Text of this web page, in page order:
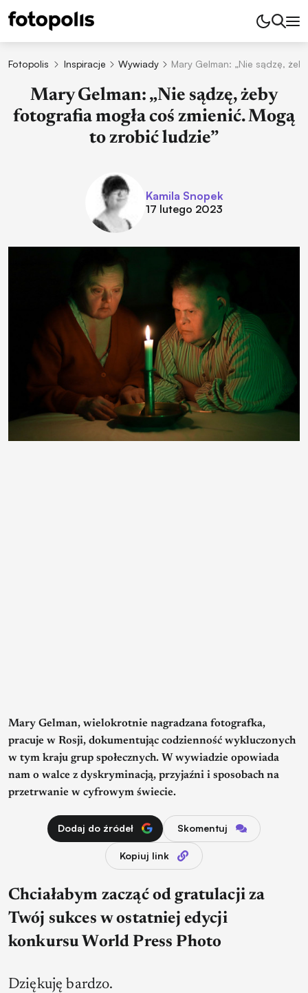
Fotopolis Inspiracje Wywiady Mary Gelman: „Nie sądzę,
Mary Gelman: „Nie sądzę, żeby
fotografia mogła coś zmienić. Mogą
to zrobić ludzie”
Kamila Snopek
17 lutego 2023
Mary Gelman, wielokrotnie nagradzana fotografka,
pracuje w Rosji, dokumentując codzienność wykluczonych
w tym kraju grup społecznych. W wywiadzie opowiada
nam o walce z dyskryminacją, przyjaźni i sposobach na
przetrwanie w cyfrowym świecie.
Dodaj do źródeł Skomentuj
Kopiuj link
Chciałabym zacząć od gratulacji za
Twój sukces w ostatniej edycji
konkursu World Press Photo
Dziękuję bardzo.